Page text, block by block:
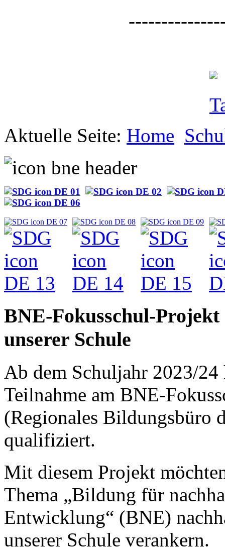
Aktuelle Seite: Home
BNE-Fokusschul-
unserer Schule
Ab dem Schuljahr 2023/
Teilnahme am BNE-
(Regionales Bildungsbüro
qualifiziert.
Mit diesem Projekt
Thema „Bildung für
Entwicklung“ (BNE)
unserer Schule verankern.